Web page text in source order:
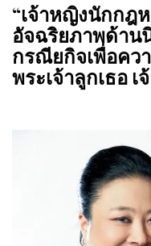
“เจ้าหญิงนักกฎ
อัจฉริยภาพด้าน
กรณียกิจเพื่อคว
พระเจ้าลูกเธอ